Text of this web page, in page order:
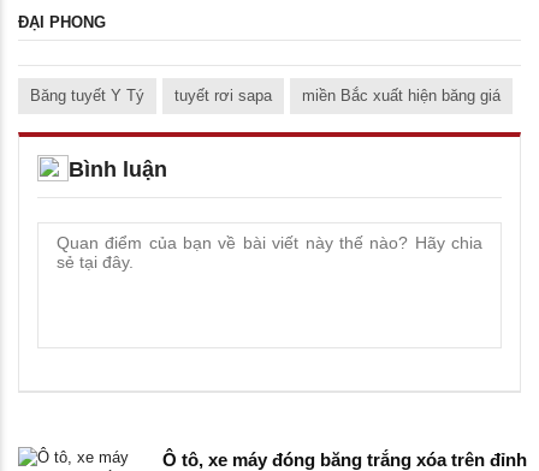
ĐẠI PHONG
Băng tuyết Y Tý tuyết rơi sapa miền Bắc xuất hiện băng giá
Bình luận
Ô tô, xe máy đóng băng trắng xóa trên đỉnh